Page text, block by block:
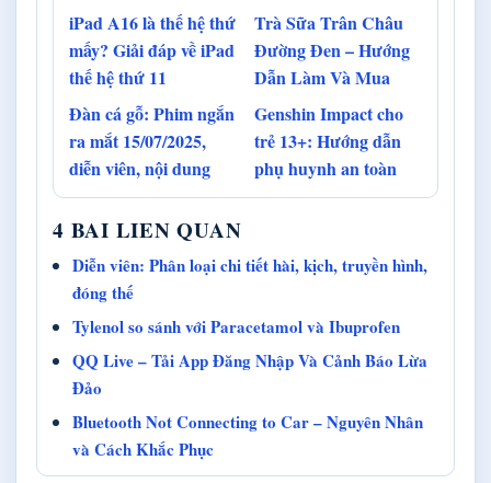
iPad A16 là thế hệ thứ
mấy? Giải đáp về iPad
thế hệ thứ 11
Trà Sữa Trân Châu
Đường Đen – Hướng
Dẫn Làm Và Mua
Đàn cá gỗ: Phim ngắn
ra mắt 15/07/2025,
diễn viên, nội dung
Genshin Impact cho
trẻ 13+: Hướng dẫn
phụ huynh an toàn
4 BAI LIEN QUAN
Diễn viên: Phân loại chi tiết hài, kịch, truyền hình,
đóng thế
Tylenol so sánh với Paracetamol và Ibuprofen
QQ Live – Tải App Đăng Nhập Và Cảnh Báo Lừa
Đảo
Bluetooth Not Connecting to Car – Nguyên Nhân
và Cách Khắc Phục